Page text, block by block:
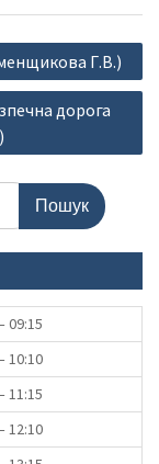
Г.В.)
дорога
09:15
10:10
11:15
12:10